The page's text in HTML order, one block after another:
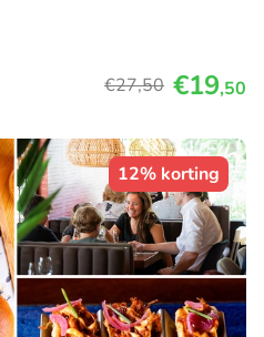
€27,50 €19,50
12% korting